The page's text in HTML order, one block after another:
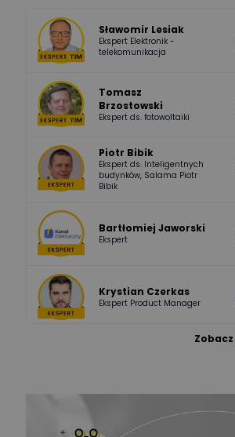
Pawel02
boss
DawidZak
Sławomir Lesiak
Ekspert Elektronik -
telekomunikacja
Tomasz
Brzostowski
Ekspert ds. fotowoltaiki
Piotr Bibik
Ekspert ds. Inteligentnych
budynków, Salama Piotr
Bibik
Bartłomiej Jaworski
Ekspert
Krystian Czerkas
Ekspert Product Manager
Ekspert ds. prądu